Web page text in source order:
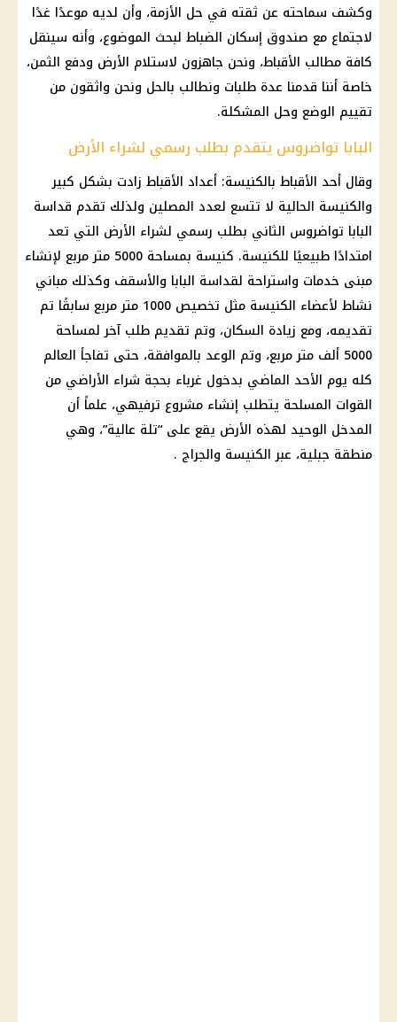
وكشف سماحته عن ثقته في حل الأزمة، وأن لديه موعدًا غدًا
لاجتماع مع صندوق إسكان الضباط لبحث الموضوع، وأنه سينقل
كافة مطالب الأقباط، ونحن جاهزون لاستلام الأرض ودفع الثمن،
خاصة أننا قدمنا ​​عدة طلبات ونطالب بالحل ونحن واثقون من
تقييم الوضع وحل المشكلة.
البابا تواضروس يتقدم بطلب رسمي لشراء الأرض
وقال أحد الأقباط بالكنيسة: أعداد الأقباط زادت بشكل كبير
والكنيسة الحالية لا تتسع لعدد المصلين ولذلك تقدم قداسة
البابا تواضروس الثاني بطلب رسمي لشراء الأرض التي تعد
امتدادًا طبيعيًا للكنيسة. كنيسة بمساحة 5000 متر مربع لإنشاء
مبنى خدمات واستراحة لقداسة البابا والأسقف وكذلك مباني
نشاط لأعضاء الكنيسة مثل تخصيص 1000 متر مربع سابقًا تم
تقديمه، ومع زيادة السكان، وتم تقديم طلب آخر لمساحة
5000 ألف متر مربع، وتم الوعد بالموافقة، حتى تفاجأ العالم
كله يوم الأحد الماضي بدخول غرباء بحجة شراء الأراضي من
القوات المسلحة يتطلب إنشاء مشروع ترفيهي، علماً أن
المدخل الوحيد لهذه الأرض يقع على “تلة عالية”، وهي
منطقة جبلية، عبر الكنيسة والجراج .